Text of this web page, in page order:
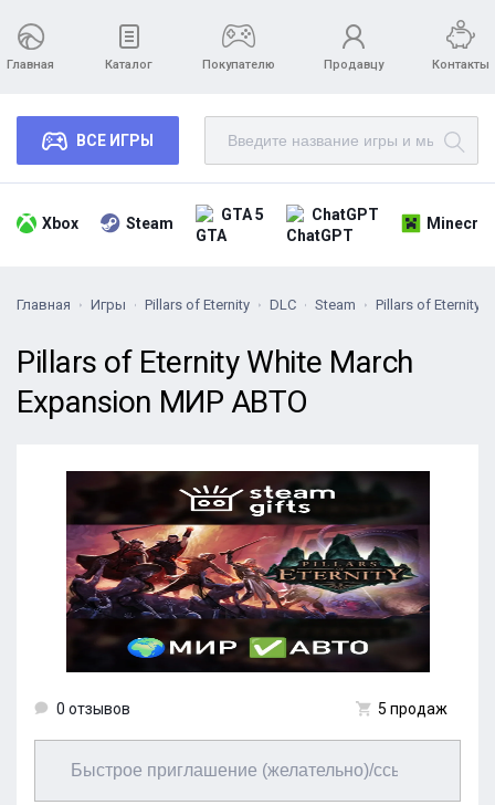
Главная Каталог Покупателю Продавцу Контакты
ВСЕ ИГРЫ
Xbox Steam GTA 5 ChatGPT
Главная Игры Pillars of Eternity DLC Steam Pillars of Eternity
Pillars of Eternity White March
Expansion МИР АВТО
0 отзывов 5 продаж